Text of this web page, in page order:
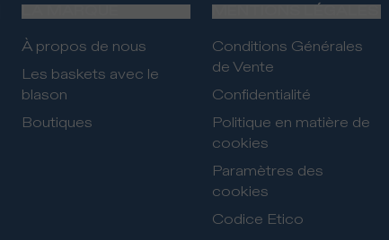
À propos de nous
Les baskets avec le
blason
Boutiques
Conditions Générales
de Vente
Confidentialité
Politique en matière de
cookies
Paramètres des
cookies
Codice Etico